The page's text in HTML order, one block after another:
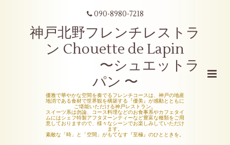
090-8980-7218
神戸北野フレンチレストラ
ン Chouette de Lapin
〜シュエットラ
パン 〜
優雅で華やかな空間を奏でるフレンチコースは、神戸の地産
地消である食材で世界観を構築する『優美』が感動とともに
ご堪能いただける神戸レストラン。
スイーツ系は勿論、コース料理などのお食事系やカフェタイ
ムにはシェフ特製アフタヌーンティーなど豊富な種類をご用
意しておりますので、様々なシーンでお楽しみしていただけ
ます。
素敵な「時」と「空間」がもてなす『至極』のひとときを。